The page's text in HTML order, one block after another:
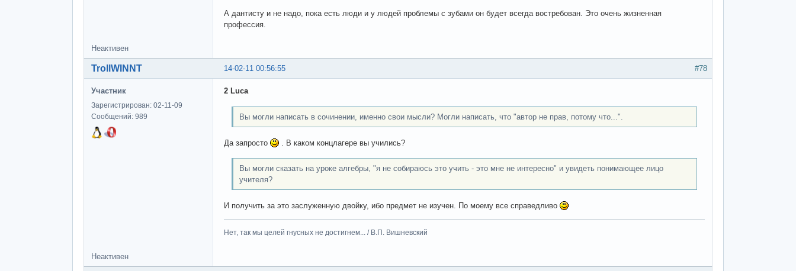
А дантисту и не надо, пока есть люди и у людей проблемы с зубами он будет всегда востребован. Это очень жизненная
профессия.
Неактивен
#78
14-02-11 00:56:55
TrollWINNT
Участник
Зарегистрирован: 02-11-09
Сообщений: 989
2 Luca
Вы могли написать в сочинении, именно свои мысли? Могли написать, что "автор не прав, потому что...".
Да запросто . В каком концлагере вы учились?
Вы могли сказать на уроке алгебры, "я не собираюсь это учить - это мне не интересно" и увидеть понимающее лицо
учителя?
И получить за это заслуженную двойку, ибо предмет не изучен. По моему все справедливо
Нет, так мы целей гнусных не достигнем... / В.П. Вишневский
Неактивен